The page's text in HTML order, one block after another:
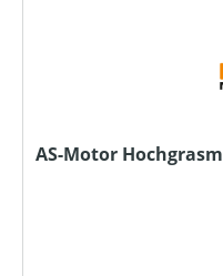
AS-Motor